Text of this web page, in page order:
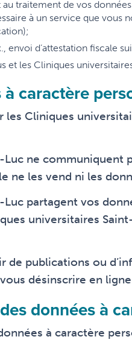
traitement de vos
à un service que vous
envoi d’attestation fiscale
et les Cliniques
caractère
Cliniques
ne communiquent
ne les vend ni les
partagent vos
universitaires
de publications ou
désinscrire en
données à
à caractère